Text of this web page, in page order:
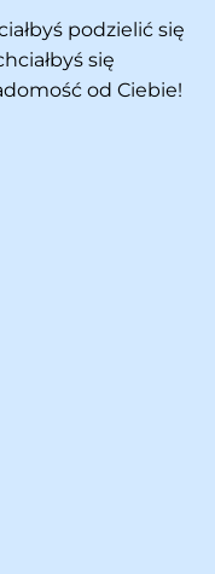
podzielić się
się
od Ciebie!